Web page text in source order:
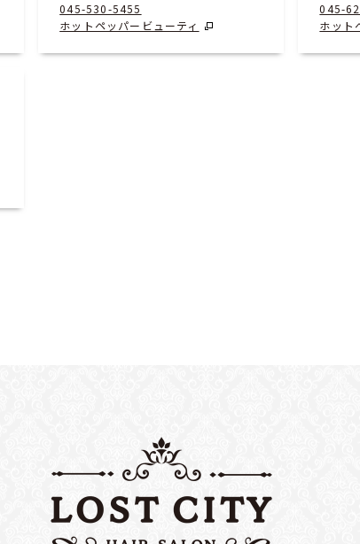
045-530-5455
ホットペッパービューティ
045-
ホット